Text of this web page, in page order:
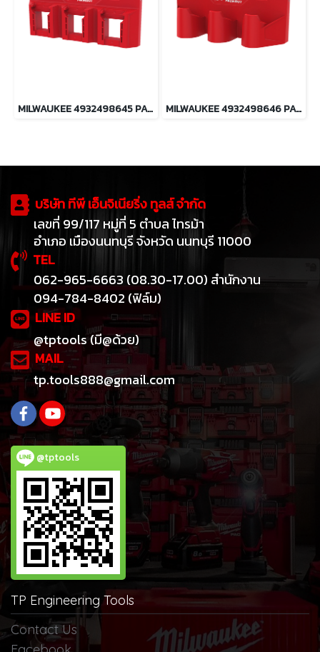
MILWAUKEE 4932498645 PACKOUT ช่องเก็บแบตเตอรี่ M18 MILWAUKEE 4932498646 PACKOUT ช่องเก็บแบตเตอรี่ M12
บริษัท ทีพี เอ็นจิเนียริ่ง ทูลส์ จำกัด
เลขที่ 99/117 หมู่ที่ 5 ตำบล ไทรม้า
อำเภอ เมืองนนทบุรี จังหวัด นนทบุรี 11000
TEL
062-965-6663 (08.30-17.00) สำนักงาน
094-784-8402 (ฟิล์ม)
LINE ID
@tptools (มี@ด้วย)
MAIL
tp.tools888@gmail.com
@tptools
TP Engineering Tools
Contact Us